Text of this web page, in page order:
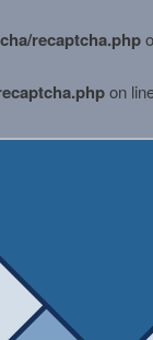
recaptcha.php
on